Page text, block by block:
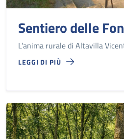
Sentiero delle
L’anima rurale di Altavilla
LEGGI DI PIÙ